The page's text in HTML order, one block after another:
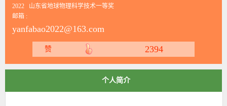
2022 山东省地球物理科学技术一等奖
邮箱 :
yanfabao2022@163.com
赞 2394
个人简介